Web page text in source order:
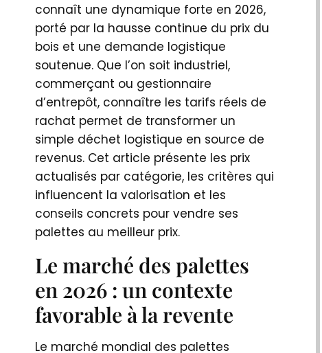
connaît une dynamique forte en 2026,
porté par la hausse continue du prix du
bois et une demande logistique
soutenue. Que l’on soit industriel,
commerçant ou gestionnaire
d’entrepôt, connaître les tarifs réels de
rachat permet de transformer un
simple déchet logistique en source de
revenus. Cet article présente les prix
actualisés par catégorie, les critères qui
influencent la valorisation et les
conseils concrets pour vendre ses
palettes au meilleur prix.
Le marché des palettes
en 2026 : un contexte
favorable à la revente
Le marché mondial des palettes